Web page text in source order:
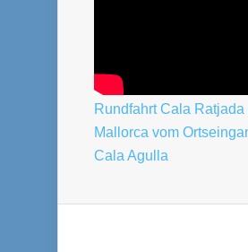
Rundfahrt Cala Ratjada
Mallorca vom
Cala Agulla